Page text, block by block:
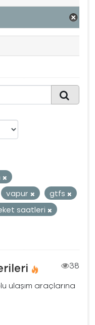
vapur
gtfs
saatleri
38
ulaşım araçlarına